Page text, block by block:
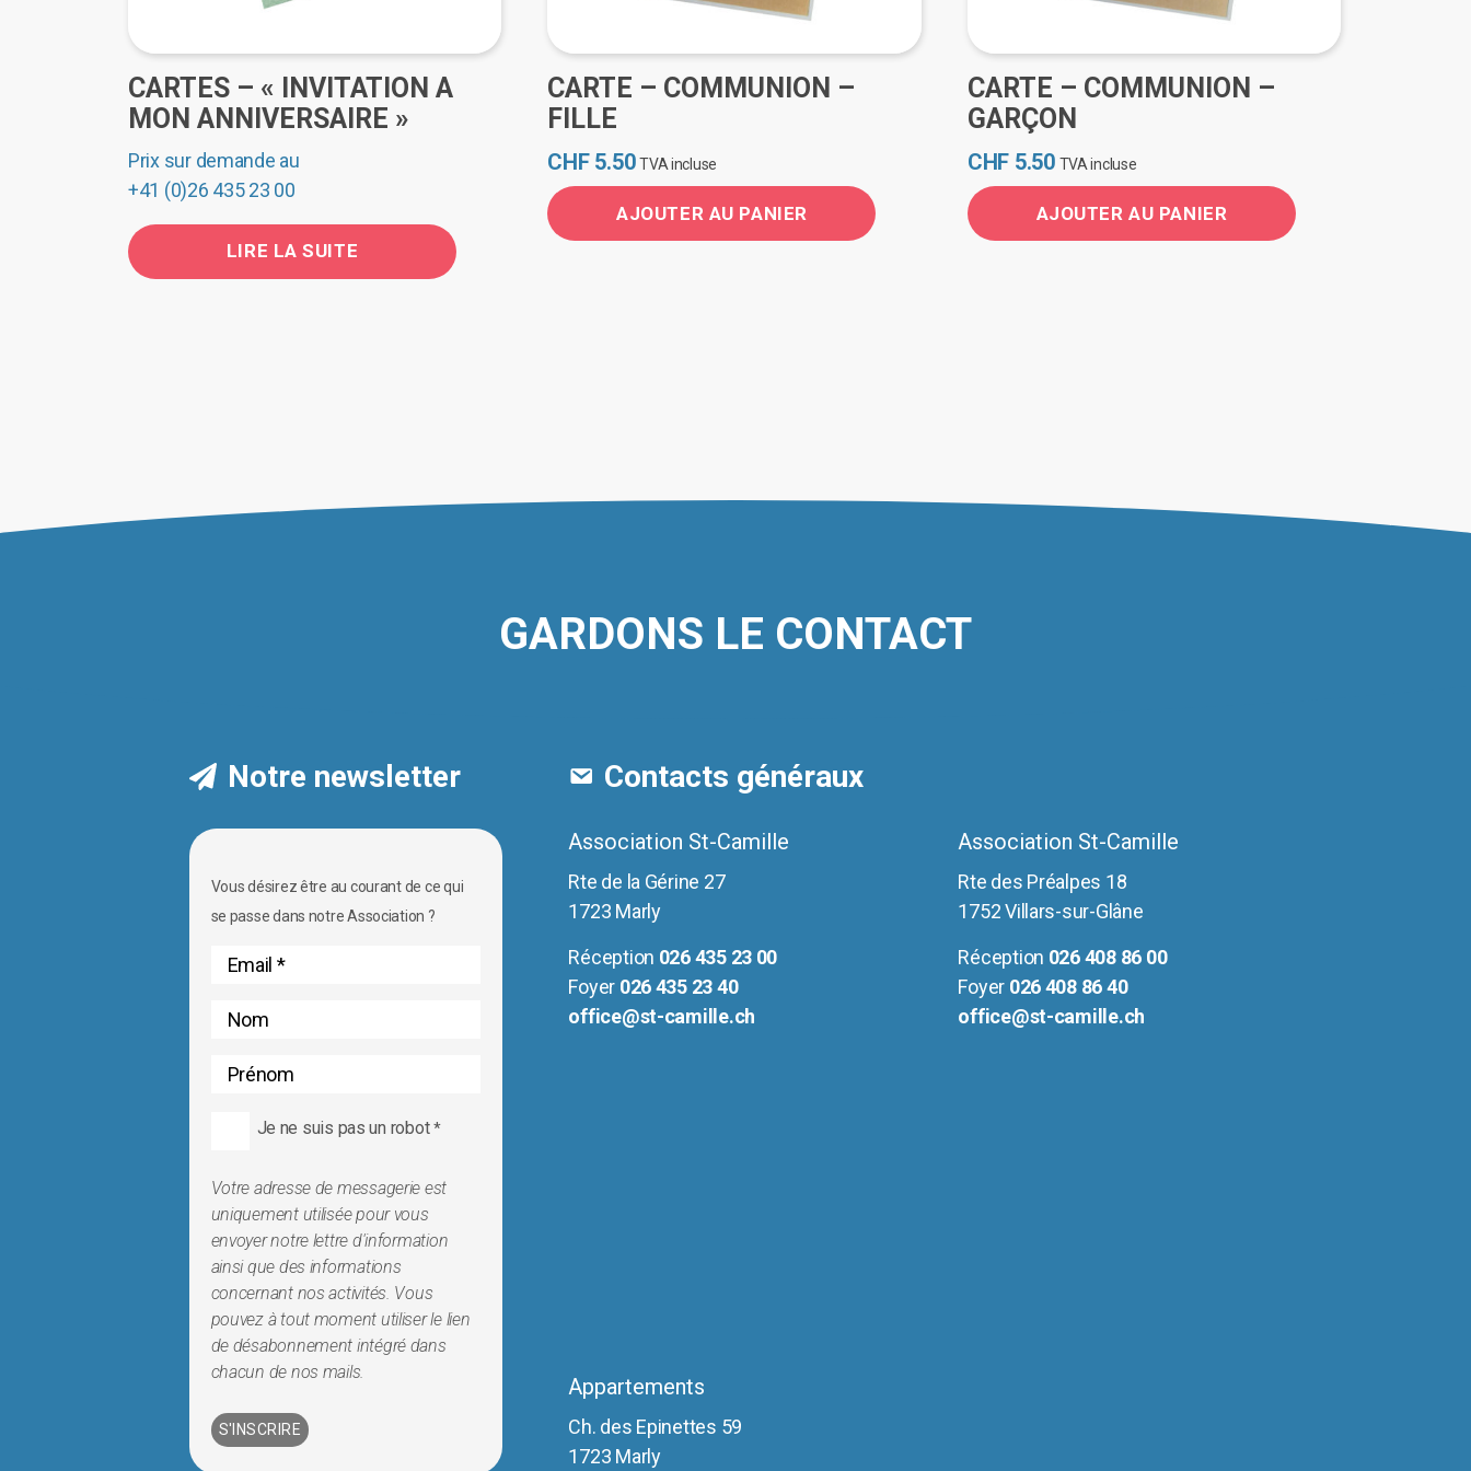
CARTES – « INVITATION A
MON ANNIVERSAIRE »
Prix sur demande au
+41 (0)26 435 23 00
LIRE LA SUITE
CARTE – COMMUNION –
FILLE
CHF5.50 TVA incluse
AJOUTER AU PANIER
CARTE – COMMUNION –
GARÇON
CHF 5.50 TVA incluse
AJOUTER AU PANIER
GARDONS LE CONTACT
Notre newsletter
Vous désirez être au courant de ce qui
se passe dans notre Association ?
Je ne suis pas un robot*
Votre adresse de messagerie est
uniquement utilisée pour vous
envoyer notre lettre d'information
ainsi que des informations
concernant nos activités. Vous
pouvez à tout moment utiliser le lien
de désabonnement intégré dans
chacun de nos mails.
Contacts généraux
Association St-Camille
Rte de la Gérine 27
1723 Marly
Réception 026 435 23 00
Foyer 026 435 23 40
office@st-camille.ch
Association St-Camille
Rte des Préalpes 18
1752 Villars-sur-Glâne
Réception 026 408 86 00
Foyer 026 408 86 40
office@st-camille.ch
Appartements
Ch. des Epinettes 59
1723 Marly